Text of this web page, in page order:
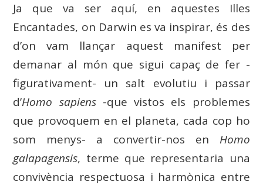
Ja que va ser aquí, en aquestes Illes
Encantades, on Darwin es va inspirar, és des
d’on vam llançar aquest manifest per
demanar al món que sigui capaç de fer -
figurativament- un salt evolutiu i passar
d’Homo sapiens-que vistos els problemes
que provoquem en el planeta, cada cop ho
som menys- a convertir-nos en Homo
galapagensis, terme que representaria una
convivència respectuosa i harmònica entre